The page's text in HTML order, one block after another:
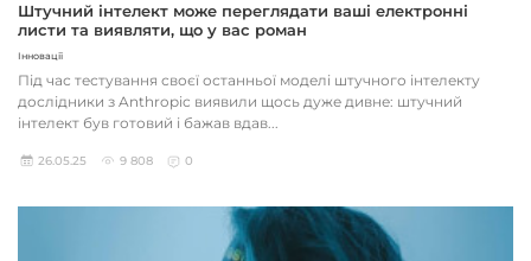
Штучний інтелект може переглядати ваші електронні
листи та виявляти, що у вас роман
Інновації
Під час тестування своєї останньої моделі штучного інтелекту
дослідники з Anthropic виявили щось дуже дивне: штучний
інтелект був готовий і бажав вдав...
26.05.25 9 808 0